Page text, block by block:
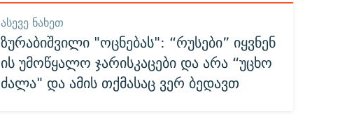
ᲐᲡᲔᲕᲔ ᲜᲐᲮᲔᲗ
ზურაბიშვილი "ოცნებას": “რუსები” იყვნენ
ის უმოწყალო ჯარისკაცები და არა “უცხო
ძალა" და ამის თქმასაც ვერ ბედავთ